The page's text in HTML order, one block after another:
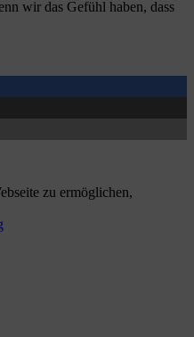
wir das Gefühl haben, dass
zu ermöglichen,